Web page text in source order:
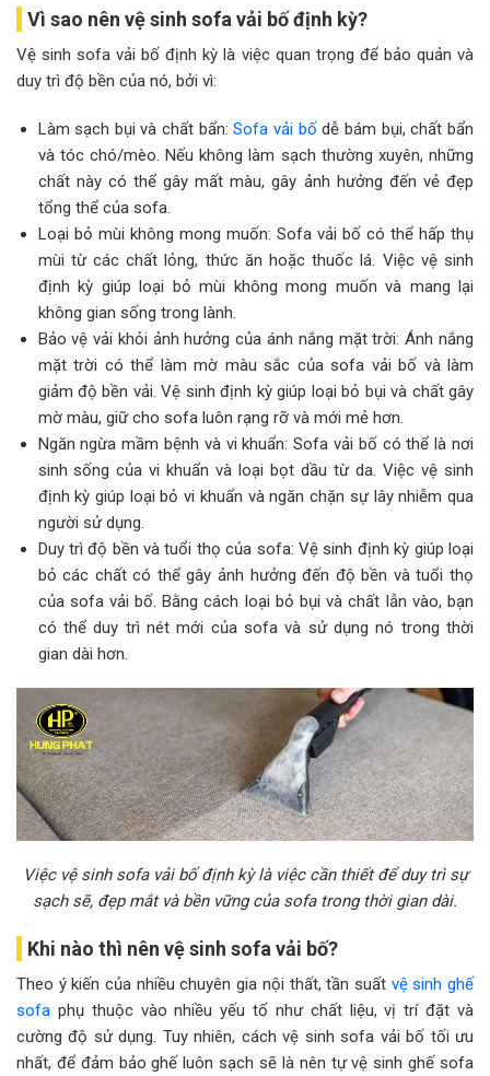
Vì sao nên vệ sinh sofa vải bố định kỳ?
Vệ sinh sofa vải bố định kỳ là việc quan trọng để bảo quản và
duy trì độ bền của nó, bởi vì:
Làm sạch bụi và chất bẩn:Sofa vải bốdễ bám bụi, chất bẩn
và tóc chó/mèo. Nếu không làm sạch thường xuyên, những
chất này có thể gây mất màu, gây ảnh hưởng đến vẻ đẹp
tổng thể của sofa.
Loại bỏ mùi không mong muốn: Sofa vải bố có thể hấp thụ
mùi từ các chất lỏng, thức ăn hoặc thuốc lá. Việc vệ sinh
định kỳ giúp loại bỏ mùi không mong muốn và mang lại
không gian sống trong lành.
Bảo vệ vải khỏi ảnh hưởng của ánh nắng mặt trời: Ánh nắng
mặt trời có thể làm mờ màu sắc của sofa vải bố và làm
giảm độ bền vải. Vệ sinh định kỳ giúp loại bỏ bụi và chất gây
mờ màu, giữ cho sofa luôn rạng rỡ và mới mẻ hơn.
Ngăn ngừa mầm bệnh và vi khuẩn: Sofa vải bố có thể là nơi
sinh sống của vi khuẩn và loại bọt dầu từ da. Việc vệ sinh
định kỳ giúp loại bỏ vi khuẩn và ngăn chặn sự lây nhiễm qua
người sử dụng.
Duy trì độ bền và tuổi thọ của sofa: Vệ sinh định kỳ giúp loại
bỏ các chất có thể gây ảnh hưởng đến độ bền và tuổi thọ
của sofa vải bố. Bằng cách loại bỏ bụi và chất lẫn vào, bạn
có thể duy trì nét mới của sofa và sử dụng nó trong thời
gian dài hơn.
Việc vệ sinh sofa vải bố định kỳ là việc cần thiết để duy trì sự
sạch sẽ, đẹp mắt và bền vững của sofa trong thời gian dài.
Khi nào thì nên vệ sinh sofa vải bố?
Theo ý kiến của nhiều chuyên gia nội thất, tần suất vệ sinh ghế
sofa phụ thuộc vào nhiều yếu tố như chất liệu, vị trí đặt và
cường độ sử dụng. Tuy nhiên, cách vệ sinh sofa vải bố tối ưu
nhất, để đảm bảo ghế luôn sạch sẽ là nên tự vệ sinh ghế sofa